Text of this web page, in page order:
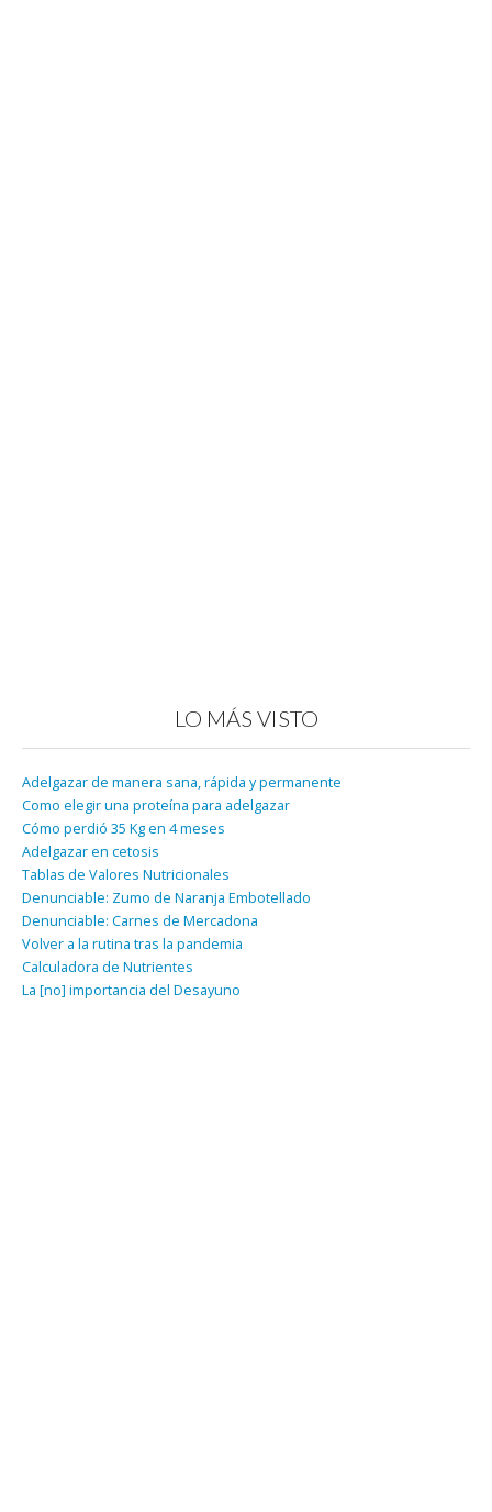
LO MÁS VISTO
Adelgazar de manera sana, rápida y permanente
Como elegir una proteína para adelgazar
Cómo perdió 35 Kg en 4 meses
Adelgazar en cetosis
Tablas de Valores Nutricionales
Denunciable: Zumo de Naranja Embotellado
Denunciable: Carnes de Mercadona
Volver a la rutina tras la pandemia
Calculadora de Nutrientes
La [no] importancia del Desayuno